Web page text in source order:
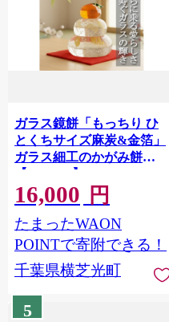
ガラス鏡餅「もっちり ひ
とくちサイズ麻炭&金箔」
ガラス細工のかがみ餅
【1676472】
16,000 円
たまったWAON
POINTで寄附できる！
千葉県横芝光町
5